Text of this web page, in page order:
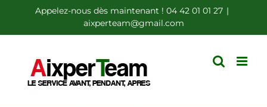
au
contenu
Appelez-nous dès maintenant ! 04 42 01 01 27 |
aixperteam@gmail.com